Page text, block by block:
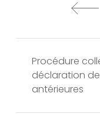
Procédure
déclaration
antérieures